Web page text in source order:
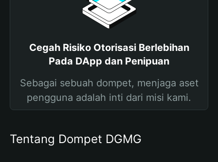
Cegah Risiko Otorisasi Berlebihan
Pada DApp dan Penipuan
Sebagai sebuah dompet, menjaga aset
pengguna adalah inti dari misi kami.
Tentang Dompet DGMG